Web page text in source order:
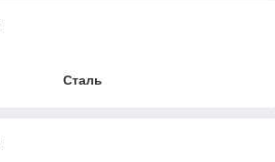
Сталь